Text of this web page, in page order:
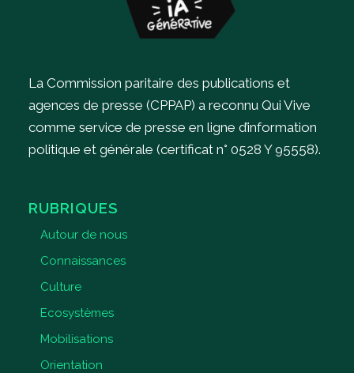
La Commission paritaire des publications et
agences de presse (CPPAP) a reconnu Qui Vive
comme service de presse en ligne d’information
politique et générale (certificat n° 0528 Y 95558).
RUBRIQUES
Autour de nous
Connaissances
Culture
Ecosystèmes
Mobilisations
Orientation